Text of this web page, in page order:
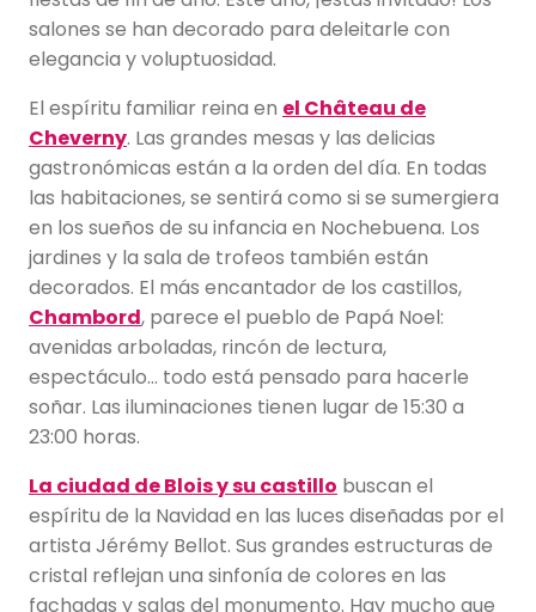
salones se han decorado para deleitarle con
elegancia y voluptuosidad.
El espíritu familiar reina en el Château de
Cheverny. Las grandes mesas y las delicias
gastronómicas están a la orden del día. En todas
las habitaciones, se sentirá como si se sumergiera
en los sueños de su infancia en Nochebuena. Los
jardines y la sala de trofeos también están
decorados. El más encantador de los castillos,
Chambord, parece el pueblo de Papá Noel:
avenidas arboladas, rincón de lectura,
espectáculo… todo está pensado para hacerle
soñar. Las iluminaciones tienen lugar de 15:30 a
23:00 horas.
La ciudad de Blois y su castillo buscan el
espíritu de la Navidad en las luces diseñadas por el
artista Jérémy Bellot. Sus grandes estructuras de
cristal reflejan una sinfonía de colores en las
fachadas y salas del monumento. Hay mucho que